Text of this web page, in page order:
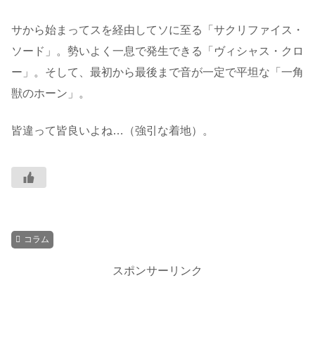
サから始まってスを経由してソに至る「サクリファイス・
ソード」。勢いよく一息で発生できる「ヴィシャス・クロ
ー」。そして、最初から最後まで音が一定で平坦な「一角
獣のホーン」。
皆違って皆良いよね…（強引な着地）。
コラム
スポンサーリンク